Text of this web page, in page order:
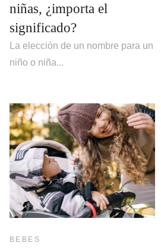
niñas, ¿importa el
significado?
La elección de un nombre para un
niño o niña...
BEBES